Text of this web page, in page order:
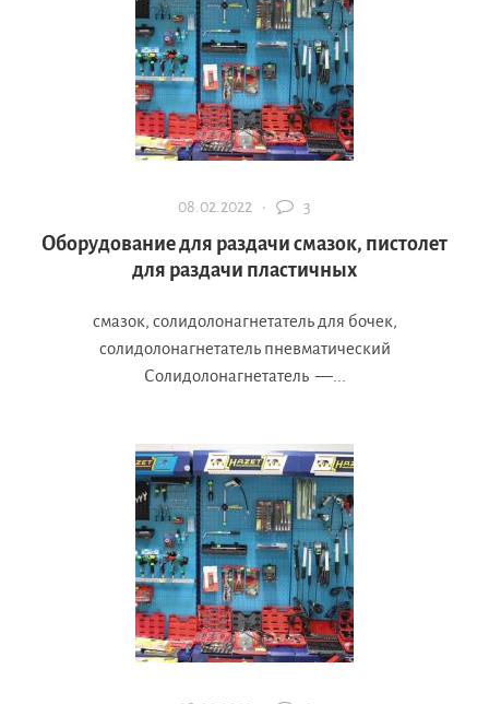
08.02.2022 · 3
Оборудование для раздачи смазок, пистолет
для раздачи пластичных
смазок, солидолонагнетатель для бочек,
солидолонагнетатель пневматический
Солидолонагнетатель —...